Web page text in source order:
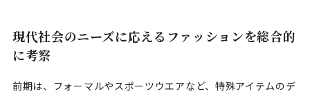
現代社会のニーズに応えるファッションを総合的
に考察
前期は、フォーマルやスポーツウエアなど、特殊アイテムのデ